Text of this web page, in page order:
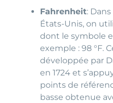
Fahrenheit:
États-Unis, on
dont le symbole
exemple : 98 °F.
développée par
en 1724 et
points de
basse obtenue